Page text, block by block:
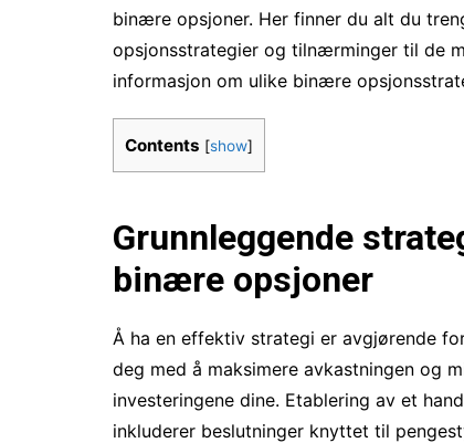
binære opsjoner. Her finner du alt du
opsjonsstrategier og tilnærminger til de
informasjon om ulike binære
Contents [show]
Grunnleggende
binære opsjoner
Å ha en effektiv strategi er avgjørende
deg med å maksimere avkastningen og
investeringene dine. Etablering av et
inkluderer beslutninger knyttet til